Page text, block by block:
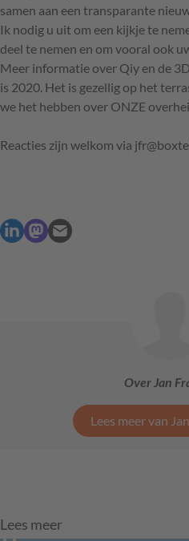
samen aan een transparante
Ik nodig u uit om een kijkje te
deel te nemen en om vooral ook
Meer informatie over Qiy en de
is 2020. Het is gezellig op het
we het hebben over ONZE
Reacties zijn welkom via
Over Jan
Lees meer van
Lees meer